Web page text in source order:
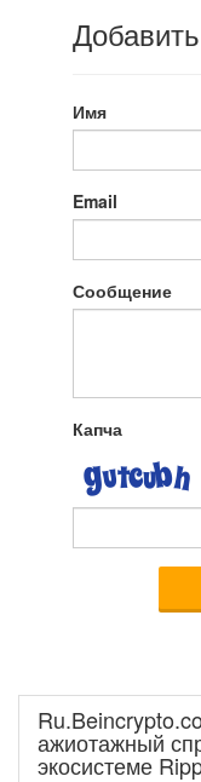
Имя
Email
Сообщение
Капча
ажиотажный
экосистеме